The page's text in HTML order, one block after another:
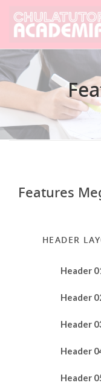
Features
HEADER
Header
Header
Header
Header
Header